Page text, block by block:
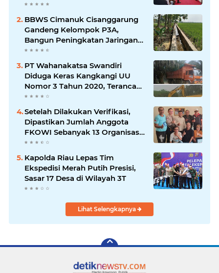
BBWS Cimanuk Cisanggarung
Gandeng Kelompok P3A,
Bangun Peningkatan Jaringan
Irigasi untuk Dukung
Ketahanan Pangan
PT Wahanakatsa Swandiri
Diduga Keras Kangkangi UU
Nomor 3 Tahun 2020, Terancam
Pidana Dan Denda
Setelah Dilakukan Verifikasi,
Dipastikan Jumlah Anggota
FKOWI Sebanyak 13 Organisasi
Wartawan Sekabupaten
Indramayu
Kapolda Riau Lepas Tim
Ekspedisi Merah Putih Presisi,
Sasar 17 Desa di Wilayah 3T
Lihat Selengkapnya